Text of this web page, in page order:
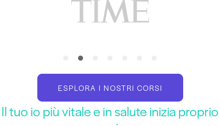
ESPLORA I NOSTRI CORSI
Il tuo io più vitale e in salute inizia proprio